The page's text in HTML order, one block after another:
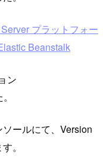
プラットフォー
Beanstalk
ン
ールにて、Version
。